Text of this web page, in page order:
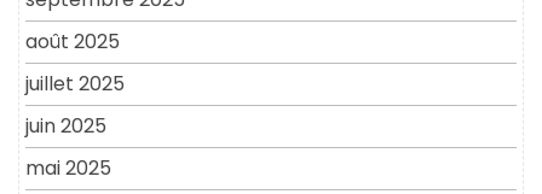
août 2025
juillet 2025
juin 2025
mai 2025